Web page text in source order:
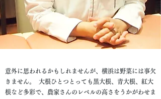
意外に思われるかもしれませんが、横浜は野菜には事欠
きません。 大根ひとつとっても黒大根、青大根、紅大
根など多彩で、農家さんのレベルの高さをうかがわせま